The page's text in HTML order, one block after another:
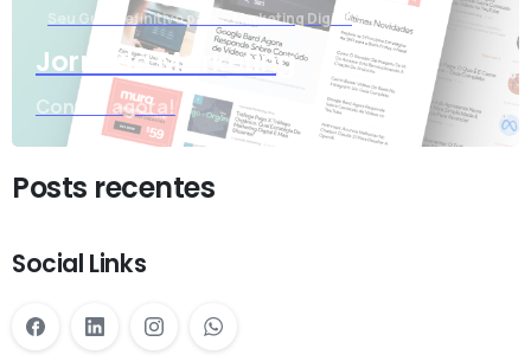
Seu Guia Definitivo para o Marketing Digital
Jornada Marketing
Confira agora!
Posts recentes
Social Links